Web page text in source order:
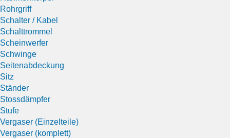
Rohrgriff
Schalter / Kabel
Schalttrommel
Scheinwerfer
Schwinge
Seitenabdeckung
Sitz
Ständer
Stossdämpfer
Stufe
Vergaser (Einzelteile)
Vergaser (komplett)